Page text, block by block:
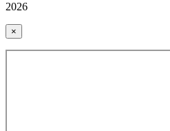
2026
×